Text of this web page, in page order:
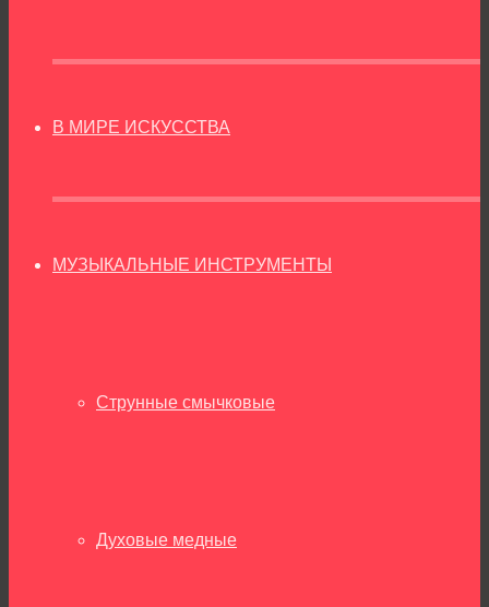
В МИРЕ ИСКУССТВА
МУЗЫКАЛЬНЫЕ ИНСТРУМЕНТЫ
Струнные смычковые
Духовые медные